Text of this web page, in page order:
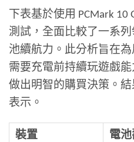
下表基於使用 PCMark
測試，全面比較了一系
池續航力。此分析旨在
需要充電前持續玩遊戲
做出明智的購買決策。
表示。
裝置 電池